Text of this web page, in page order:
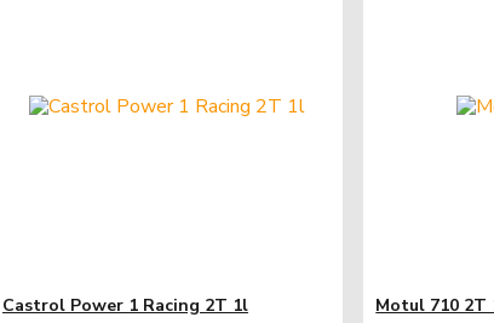
Castrol Power 1 Racing 2T 1l Motul 710 2T